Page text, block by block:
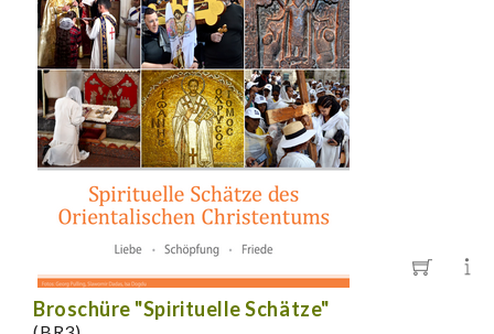
Broschüre "Spirituelle Schätze"